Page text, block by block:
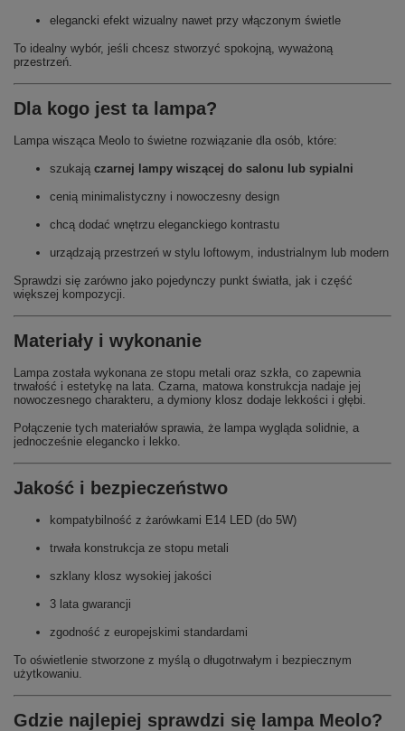
elegancki efekt wizualny nawet przy włączonym świetle
To idealny wybór, jeśli chcesz stworzyć spokojną, wyważoną
przestrzeń.
Dla kogo jest ta lampa?
Lampa wisząca Meolo to świetne rozwiązanie dla osób, które:
szukają czarnej lampy wiszącej do salonu lub sypialni
cenią minimalistyczny i nowoczesny design
chcą dodać wnętrzu eleganckiego kontrastu
urządzają przestrzeń w stylu loftowym, industrialnym lub modern
Sprawdzi się zarówno jako pojedynczy punkt światła, jak i część
większej kompozycji.
Materiały i wykonanie
Lampa została wykonana ze stopu metali oraz szkła, co zapewnia
trwałość i estetykę na lata. Czarna, matowa konstrukcja nadaje jej
nowoczesnego charakteru, a dymiony klosz dodaje lekkości i głębi.
Połączenie tych materiałów sprawia, że lampa wygląda solidnie, a
jednocześnie elegancko i lekko.
Jakość i bezpieczeństwo
kompatybilność z żarówkami E14 LED (do 5W)
trwała konstrukcja ze stopu metali
szklany klosz wysokiej jakości
3 lata gwarancji
zgodność z europejskimi standardami
To oświetlenie stworzone z myślą o długotrwałym i bezpiecznym
użytkowaniu.
Gdzie najlepiej sprawdzi się lampa Meolo?